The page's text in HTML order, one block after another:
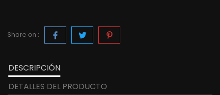
Share on :
DESCRIPCIÓN
DETALLES DEL PRODUCTO